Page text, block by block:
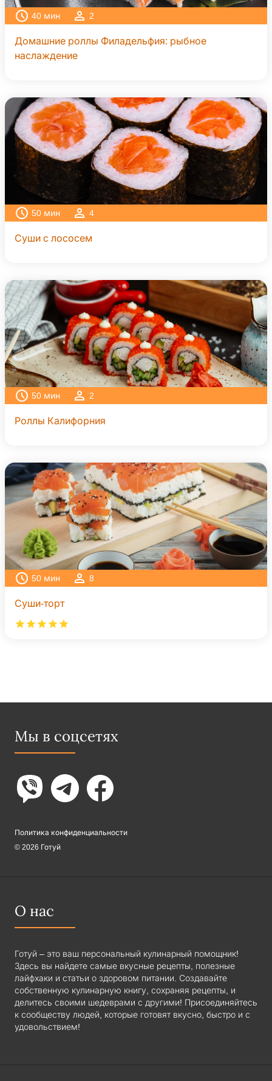
40 мин 2
Домашние роллы Филадельфия: рыбное
наслаждение
50 мин 4
Суши с лососем
50 мин 2
Роллы Калифорния
50 мин 8
Суши-торт
Мы в соцсетях
Политика конфиденциальности
© 2026 Готуй
О нас
Готуй – это ваш персональный кулинарный помощник!
Здесь вы найдете самые вкусные рецепты, полезные
лайфхаки и статьи о здоровом питании. Создавайте
собственную кулинарную книгу, сохраняя рецепты, и
делитесь своими шедеврами с другими! Присоединяйтесь
к сообществу людей, которые готовят вкусно, быстро и с
удовольствием!